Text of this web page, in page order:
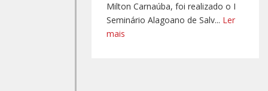
Milton Carnaúba, foi realizado o I
Seminário Alagoano de Salv... Ler
mais